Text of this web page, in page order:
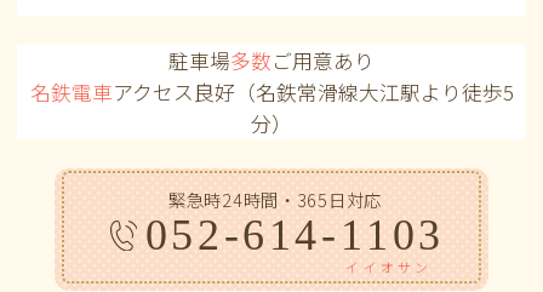
駐車場多数ご用意あり
名鉄電車アクセス良好（名鉄常滑線大江駅より徒歩5
分）
緊急時24時間・365日対応
イイオサン
052-614-1103